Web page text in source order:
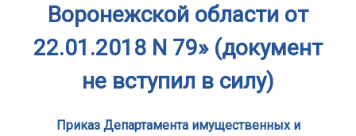
Воронежской области от
22.01.2018 N 79» (документ
не вступил в силу)
Приказ Департамента имущественных и